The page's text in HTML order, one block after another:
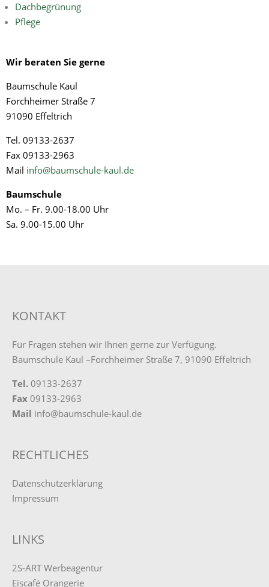
Dachbegrünung
Pflege
Wir beraten Sie gerne
Baumschule Kaul
Forchheimer Straße 7
91090 Effeltrich
Tel. 09133-2637
Fax 09133-2963
Mail info@baumschule-kaul.de
Baumschule
Mo. – Fr. 9.00-18.00 Uhr
Sa. 9.00-15.00 Uhr
KONTAKT
Für Fragen stehen wir Ihnen gerne zur Verfügung.
Baumschule Kaul –Forchheimer Straße 7, 91090 Effeltrich
Tel. 09133-2637
Fax 09133-2963
Mail info@baumschule-kaul.de
RECHTLICHES
Datenschutzerklärung
Impressum
LINKS
2S-ART Werbeagentur
Eiscafé Orangerie